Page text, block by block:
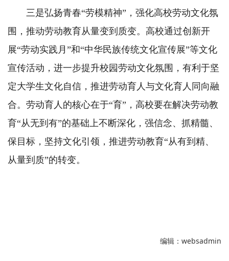
三是弘扬青春“劳模精神”，强化高校劳动文化氛
围，推动劳动教育从量变到质变。高校通过创新开
展“劳动实践月”和“中华民族传统文化宣传展”等文化
宣传活动，进一步提升校园劳动文化氛围，有利于坚
定大学生文化自信，推进劳动育人与文化育人同向融
合。劳动育人的核心在于“育”，高校要在解决劳动教
育“从无到有”的基础上不断深化，强信念、抓精髓、
保目标，坚持文化引领，推进劳动教育“从有到精、
从量到质”的转变。
编辑：websadmin